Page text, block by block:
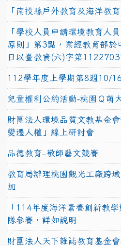
「南投縣戶外教育及海洋教育
「學校人員申請環境教育人
原則」第3點，業經教育部
日以臺教資(六)字第
112學年度上學期第8週10/
兒童權利公約活動-桃園Ｑ萌
財團法人環境品質文教基金
變遷人權」線上研討會
品德教育–敬師藝文競賽
教育局辦理桃園觀光工廠跨
加
「114年度海洋素養創新教
隊參賽，詳如說明
財團法人天下雜誌教育基金